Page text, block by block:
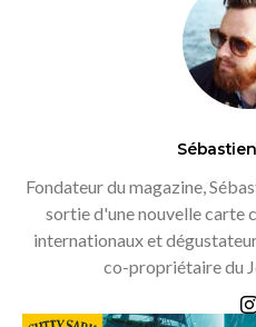
Fondateur du magazine,
sortie d'une nouvelle carte
internationaux et
co-propriétaire du